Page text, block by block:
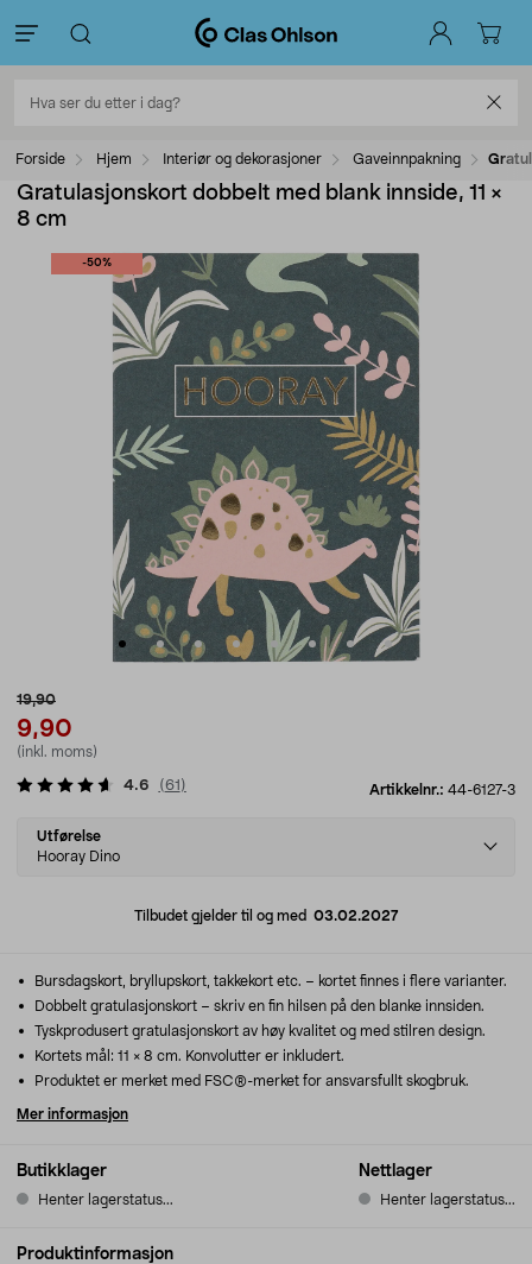
Forside Hjem Interiør og dekorasjoner Gaveinnpakning
Gratulasjonskort dobbelt med blank innside, 11 ×
8 cm
-50%
19,90
9,90
(inkl. moms)
Artikkelnr.: 44-6127-3
4.6 (61 )
Select
variant
Utførelse
Hooray Dino
Tilbudet gjelder til og med 03.02.2027
Butikklager
Henter lagerstatus...
Nettlager
Henter lagerstatus...
Bursdagskort, bryllupskort, takkekort etc. – kortet finnes i flere varianter.
Dobbelt gratulasjonskort – skriv en fin hilsen på den blanke innsiden.
Tyskprodusert gratulasjonskort av høy kvalitet og med stilren design.
Kortets mål: 11 × 8 cm. Konvolutter er inkludert.
Produktet er merket med FSC®-merket for ansvarsfullt skogbruk.
Mer informasjon
Produktinformasjon